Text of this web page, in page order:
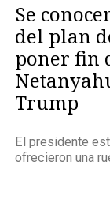
Se
del plan
poner fin
Trump
El presidente
ofrecieron una